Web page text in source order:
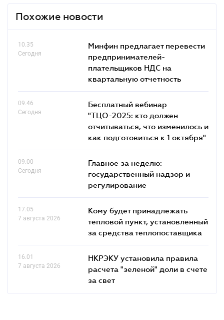
Похожие новости
10.35
Сегодня
Минфин предлагает перевести
предпринимателей-
плательщиков НДС на
квартальную отчетность
09.46
Сегодня
Бесплатный вебинар
"ТЦО-2025: кто должен
отчитываться, что изменилось и
как подготовиться к 1 октября"
09.00
Сегодня
Главное за неделю:
государственный надзор и
регулирование
17.05
7 августа 2026
Кому будет принадлежать
тепловой пункт, установленный
за средства теплопоставщика
16.01
7 августа 2026
НКРЭКУ установила правила
расчета "зеленой" доли в счете
за свет